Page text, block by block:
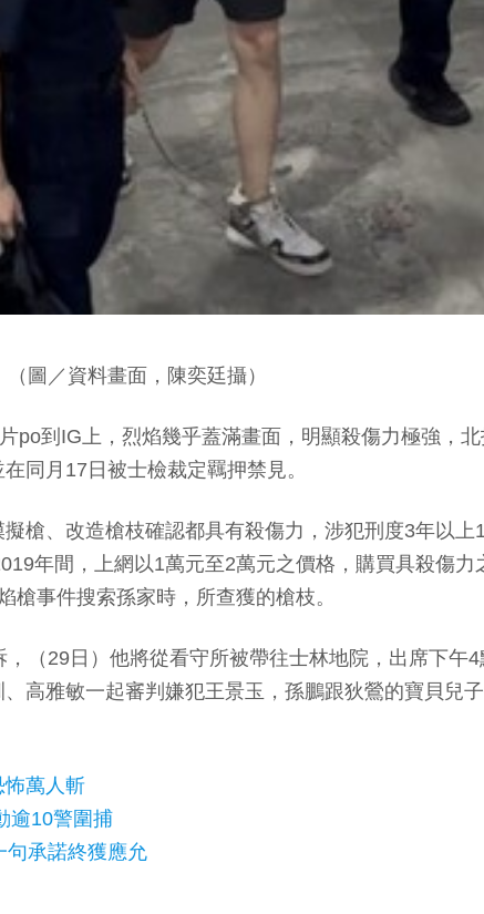
圖／資料畫面，陳奕廷攝）
po到IG上，烈焰幾乎蓋滿畫面，明顯殺傷力極強，
同月17日被士檢裁定羈押禁見。
槍、改造槍枝確認都具有殺傷力，涉犯刑度3年以
年間，上網以1萬元至2萬元之價格，購買具殺傷
事件搜索孫家時，所查獲的槍枝。
（29日）他將從看守所被帶往士林地院，出席下
高雅敏一起審判嫌犯王景玉，孫鵬跟狄鶯的寶貝兒
萬人斬
逾10警圍捕
承諾終獲應允